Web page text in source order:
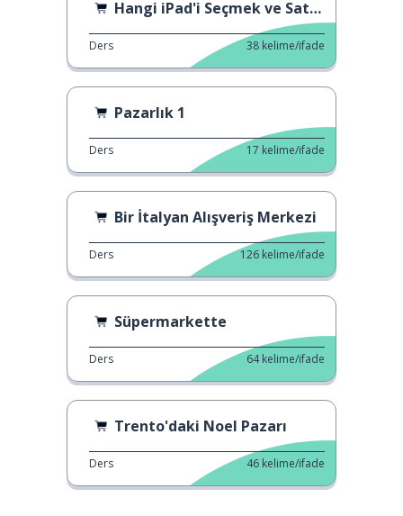
Hangi iPad'i Seçmek ve Satın Almak
Ders 38 kelime/ifade
Pazarlık 1
Ders 17 kelime/ifade
Bir İtalyan Alışveriş Merkezi
Ders 126 kelime/ifade
Süpermarkette
Ders 64 kelime/ifade
Trento'daki Noel Pazarı
Ders 46 kelime/ifade